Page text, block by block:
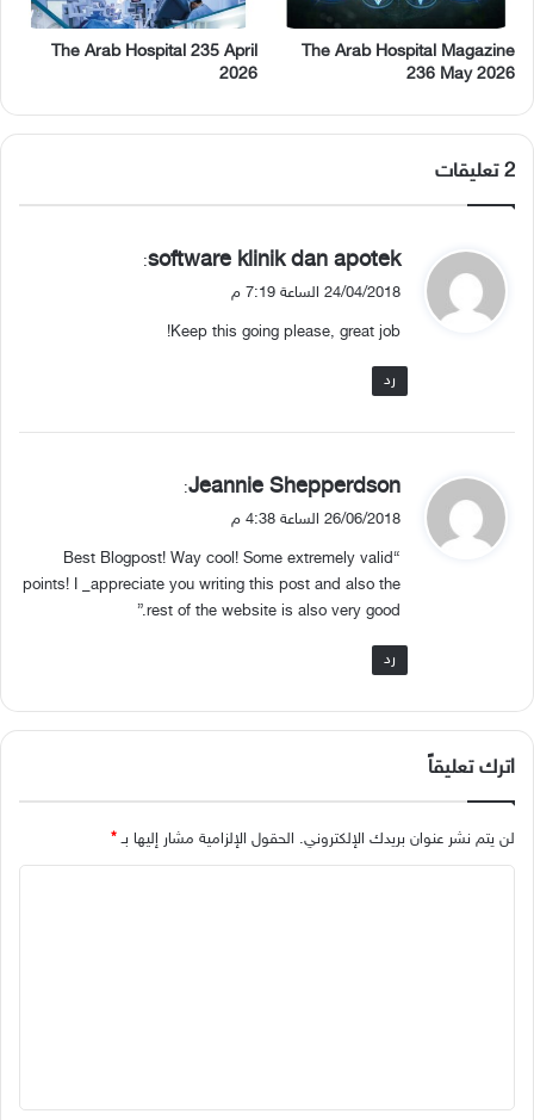
The Arab Hospital Magazine
236 May 2026
The Arab Hospital 235 April
2026
‫2 تعليقات
ي
ق
ل
software klinik dan apotek
:
24/04/2018 الساعة 7:19 م
Keep this going please, great job!
رد
ي
ق
ل
Jeannie Shepperdson
:
26/06/2018 الساعة 4:38 م
“Best Blogpost! Way cool! Some extremely valid
points! I _appreciate you writing this post and also the
rest of the website is also very good.”
رد
اترك تعليقاً
لن يتم نشر عنوان بريدك الإلكتروني. الحقول الإلزامية مشار إليها بـ*